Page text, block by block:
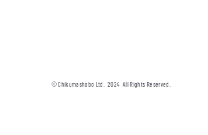
© Chikumashobo Ltd. 2024 All Rights Reserved.